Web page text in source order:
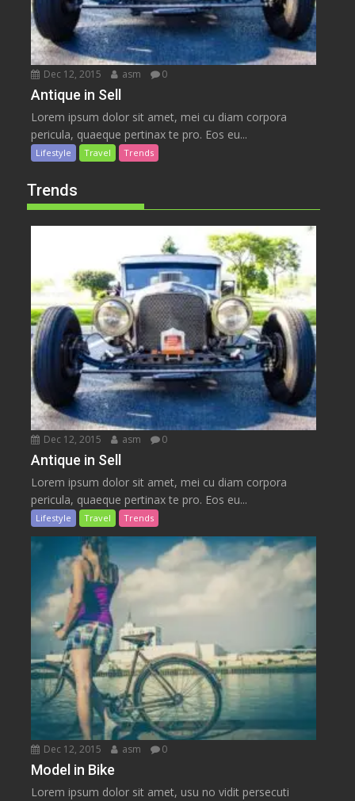
Dec 12, 2015 asm 0
Antique in Sell
Lorem ipsum dolor sit amet, mei cu diam corpora
pericula, quaeque pertinax te pro. Eos eu...
Lifestyle Travel Trends
Trends
Dec 12, 2015 asm 0
Antique in Sell
Lorem ipsum dolor sit amet, mei cu diam corpora
pericula, quaeque pertinax te pro. Eos eu...
Lifestyle Travel Trends
Dec 12, 2015 asm 0
Model in Bike
Lorem ipsum dolor sit amet, usu no vidit persecuti